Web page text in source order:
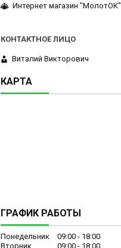
Интернет магазин "МолотОК"
Виталий Викторович
КАРТА
ГРАФИК РАБОТЫ
Понедельник 09:00
18:00
Вторник
09:00 18:00